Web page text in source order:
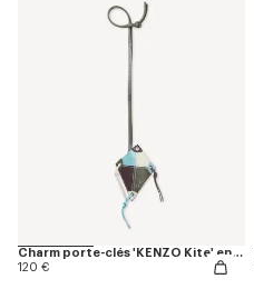
Charm porte-clés 'KENZO Kite' en cuir
120 €